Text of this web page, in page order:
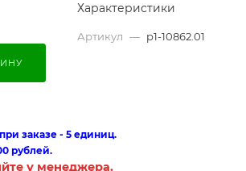
Характеристики
Артикул — p1-10862.01
заказе - 5 единиц.
рублей.
у менеджера.